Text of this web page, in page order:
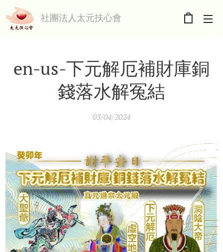
社團法人太元扶心會
en-us-下元解厄補財庫銅
錢落水解冤結
03/04/2024